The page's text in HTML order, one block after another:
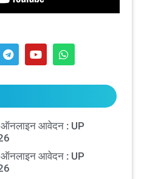
ऑनलाइन आवेदन : UP
ऑनलाइन आवेदन : UP